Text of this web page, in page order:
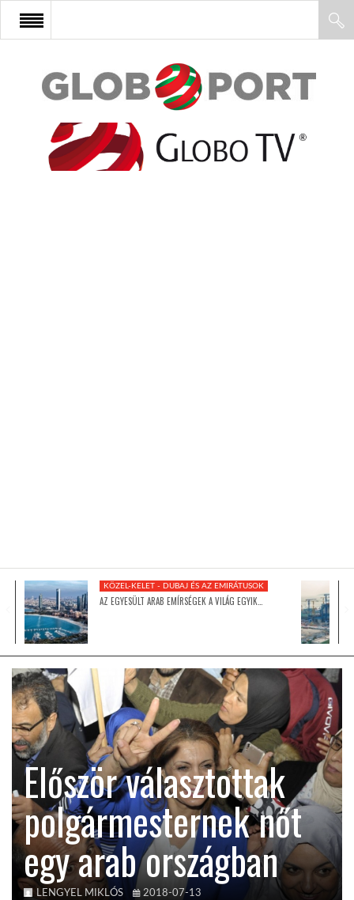
FŐOLDAL
AFRIKA
GLOBOTV BP
HÍR3D
TROPICALMAGAZIN
GLOBOTV
AFRIKA TUDÁSTÁR
A NAP SZÉPE
KÖZEL-KELET - DUBAJ ÉS AZ EMIRÁTUSOK
AZ EGYESÜLT ARAB EMÍRSÉGEK A VILÁG EGYIK…
Először választottak
polgármesternek nőt
egy arab országban
LENGYEL MIKLÓS 2018-07-13